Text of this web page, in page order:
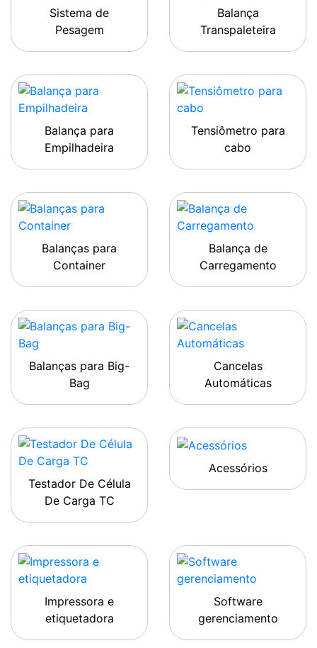
Sistema de
Pesagem
Balança
Transpaleteira
Balança para
Empilhadeira
Tensiômetro para
cabo
Balanças para
Container
Balança de
Carregamento
Balanças para Big-
Bag
Cancelas
Automáticas
Testador De Célula
De Carga TC
Acessórios
Impressora e
etiquetadora
Software
gerenciamento